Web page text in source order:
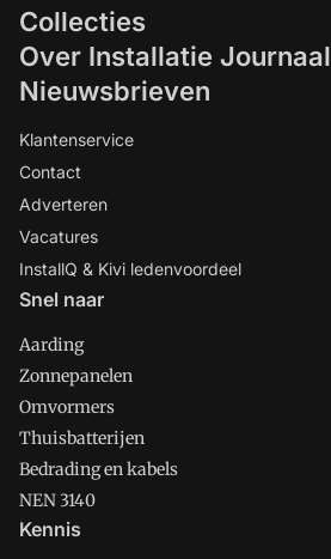
Collecties
Over Installatie Journaal
Nieuwsbrieven
Klantenservice
Contact
Adverteren
Vacatures
InstallQ & Kivi ledenvoordeel
Snel naar
Aarding
Zonnepanelen
Omvormers
Thuisbatterijen
Bedrading en kabels
NEN 3140
Kennis